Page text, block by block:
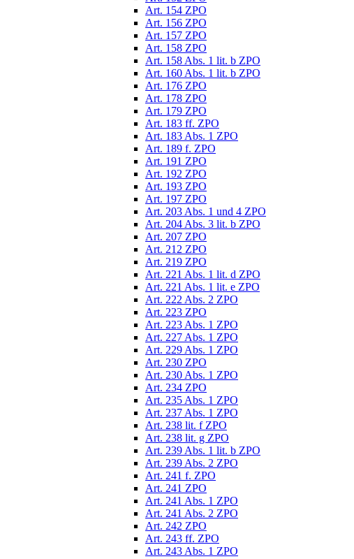
Art. 154 ZPO
Art. 156 ZPO
Art. 157 ZPO
Art. 158 ZPO
Art. 158 Abs. 1 lit. b ZPO
Art. 160 Abs. 1 lit. b ZPO
Art. 176 ZPO
Art. 178 ZPO
Art. 179 ZPO
Art. 183 ff. ZPO
Art. 183 Abs. 1 ZPO
Art. 189 f. ZPO
Art. 191 ZPO
Art. 192 ZPO
Art. 193 ZPO
Art. 197 ZPO
Art. 203 Abs. 1 und 4 ZPO
Art. 204 Abs. 3 lit. b ZPO
Art. 207 ZPO
Art. 212 ZPO
Art. 219 ZPO
Art. 221 Abs. 1 lit. d ZPO
Art. 221 Abs. 1 lit. e ZPO
Art. 222 Abs. 2 ZPO
Art. 223 ZPO
Art. 223 Abs. 1 ZPO
Art. 227 Abs. 1 ZPO
Art. 229 Abs. 1 ZPO
Art. 230 ZPO
Art. 230 Abs. 1 ZPO
Art. 234 ZPO
Art. 235 Abs. 1 ZPO
Art. 237 Abs. 1 ZPO
Art. 238 lit. f ZPO
Art. 238 lit. g ZPO
Art. 239 Abs. 1 lit. b ZPO
Art. 239 Abs. 2 ZPO
Art. 241 f. ZPO
Art. 241 ZPO
Art. 241 Abs. 1 ZPO
Art. 241 Abs. 2 ZPO
Art. 242 ZPO
Art. 243 ff. ZPO
Art. 243 Abs. 1 ZPO